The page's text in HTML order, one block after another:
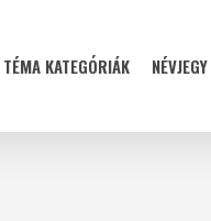
TÉMA KATEGÓRIÁK NÉVJEGY